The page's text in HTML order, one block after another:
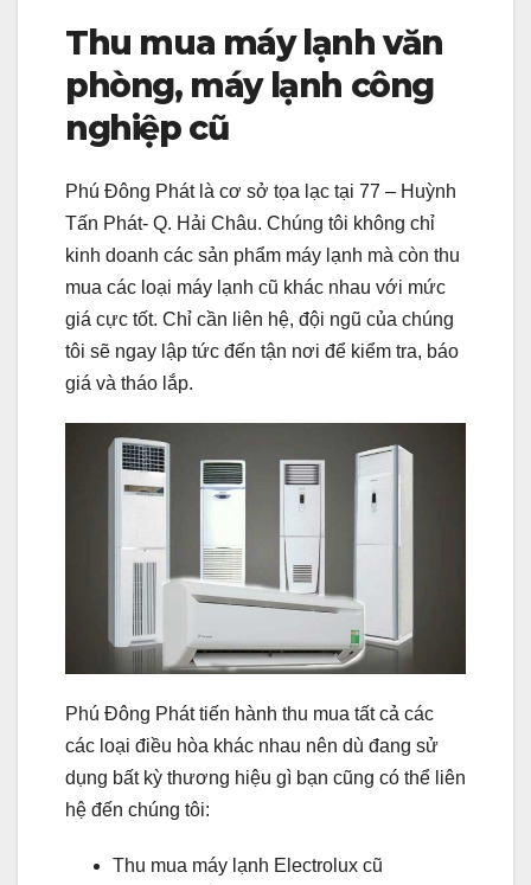
Thu mua máy lạnh văn
phòng, máy lạnh công
nghiệp cũ
Phú Đông Phát là cơ sở tọa lạc tại 77 – Huỳnh
Tấn Phát- Q. Hải Châu. Chúng tôi không chỉ
kinh doanh các sản phẩm máy lạnh mà còn thu
mua các loại máy lạnh cũ khác nhau với mức
giá cực tốt. Chỉ cần liên hệ, đội ngũ của chúng
tôi sẽ ngay lập tức đến tận nơi để kiểm tra, báo
giá và tháo lắp.
Phú Đông Phát tiến hành thu mua tất cả các
các loại điều hòa khác nhau nên dù đang sử
dụng bất kỳ thương hiệu gì bạn cũng có thể liên
hệ đến chúng tôi:
Thu mua máy lạnh Electrolux cũ